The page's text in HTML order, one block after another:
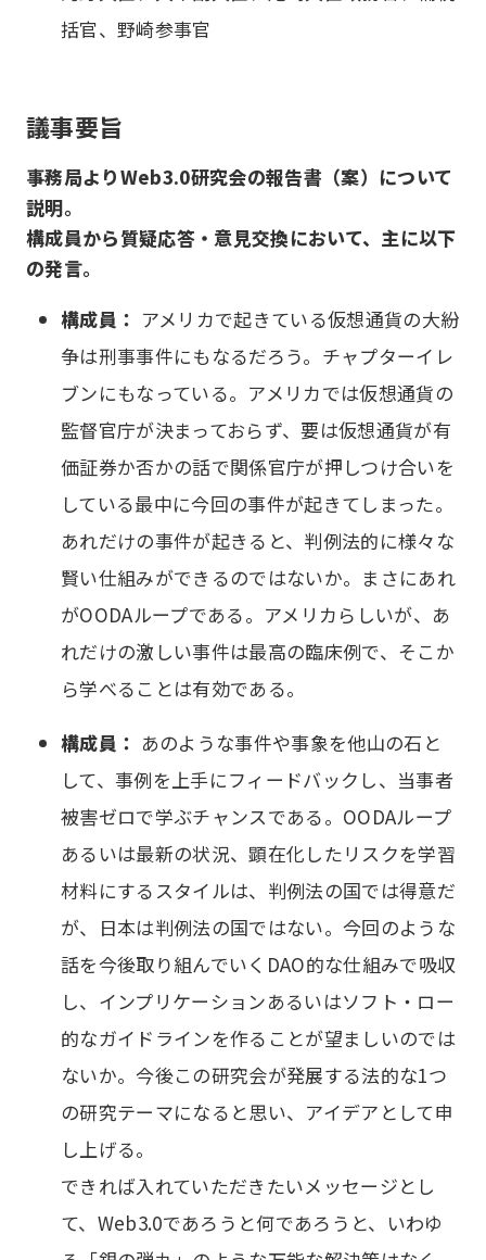
括官、野崎参事官
議事要旨
事務局よりWeb3.0研究会の報告書（案）について
説明。
構成員から質疑応答・意見交換において、主に以下
の発言。
構成員： アメリカで起きている仮想通貨の大紛
争は刑事事件にもなるだろう。チャプターイレ
ブンにもなっている。アメリカでは仮想通貨の
監督官庁が決まっておらず、要は仮想通貨が有
価証券か否かの話で関係官庁が押しつけ合いを
している最中に今回の事件が起きてしまった。
あれだけの事件が起きると、判例法的に様々な
賢い仕組みができるのではないか。まさにあれ
がOODAループである。アメリカらしいが、あ
れだけの激しい事件は最高の臨床例で、そこか
ら学べることは有効である。
構成員： あのような事件や事象を他山の石と
して、事例を上手にフィードバックし、当事者
被害ゼロで学ぶチャンスである。OODAループ
あるいは最新の状況、顕在化したリスクを学習
材料にするスタイルは、判例法の国では得意だ
が、日本は判例法の国ではない。今回のような
話を今後取り組んでいくDAO的な仕組みで吸収
し、インプリケーションあるいはソフト・ロー
的なガイドラインを作ることが望ましいのでは
ないか。今後この研究会が発展する法的な1つ
の研究テーマになると思い、アイデアとして申
し上げる。
できれば入れていただきたいメッセージとし
て、Web3.0であろうと何であろうと、いわゆ